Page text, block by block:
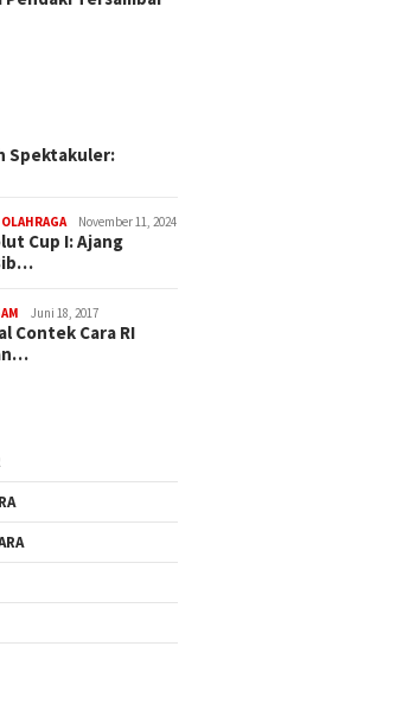
Spektakuler:
OLAHRAGA November 11, 2024
Cup I: Ajang
Juni 18, 2017
Contek Cara RI